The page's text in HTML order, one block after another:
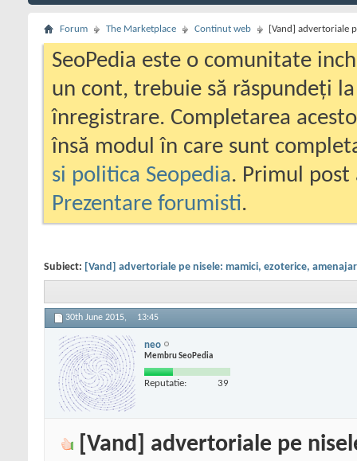
Forum The Marketplace Continut web [Vand] advertoriale
SeoPedia este o comunitate
un cont, trebuie să răspundeți
înregistrare. Completarea
însă modul în care sunt
si politica Seopedia. Primul
Prezentare forumisti.
Subiect: [Vand] advertoriale pe nisele: mamici, ezoterice,
30th June 2015, 13:45
neo
Membru SeoPedia
Reputatie: 39
[Vand] advertoriale pe